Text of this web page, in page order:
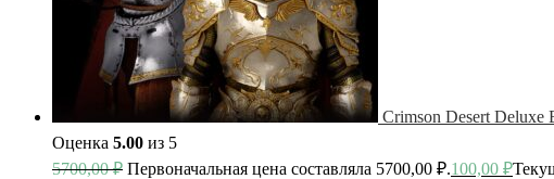
Crimson Desert Deluxe
Оценка 5.00 из 5
5700,00₽ Первоначальная цена составляла 5700,00 ₽.100,00 ₽